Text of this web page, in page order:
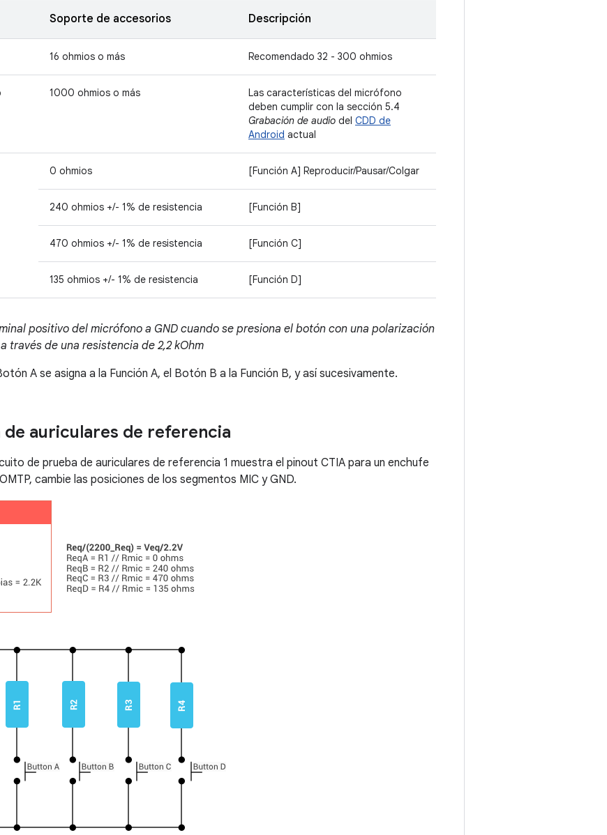
Soporte de accesorios Descripción
16 ohmios o más Recomendado 32 - 300 ohmios
1000 ohmios o más
Las características del micrófono
deben cumplir con la sección 5.4
Grabación de audio del CDD de
Android actual
0 ohmios [Función A] Reproducir/Pausar/Colgar
240 ohmios +/- 1% de resistencia [Función B]
470 ohmios +/- 1% de resistencia [Función C]
135 ohmios +/- 1% de resistencia [Función D]
positivo del micrófono a GND cuando se presiona el botón con una polarización
través de una resistencia de 2,2 kOhm
A se asigna a la Función A, el Botón B a la Función B, y así sucesivamente.
auriculares de referencia
de prueba de auriculares de referencia 1 muestra el pinout CTIA para un enchufe
cambie las posiciones de los segmentos MIC y GND.